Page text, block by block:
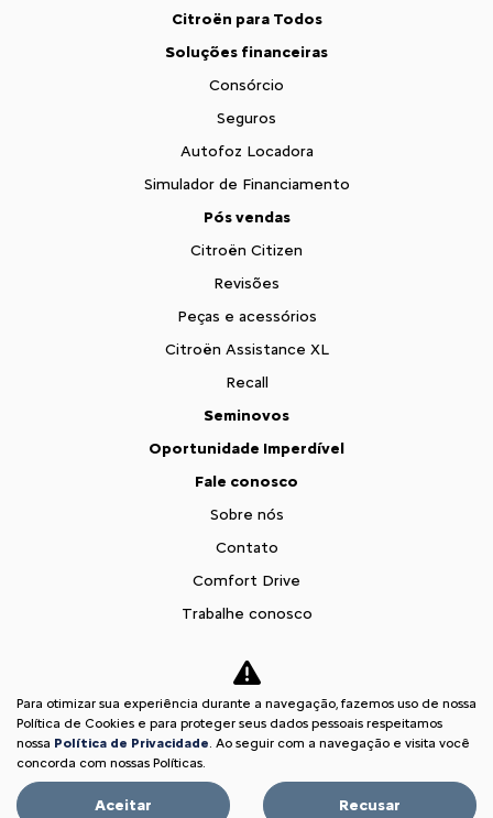
Citroën para Todos
Soluções financeiras
Consórcio
Seguros
Autofoz Locadora
Simulador de Financiamento
Pós vendas
Citroën Citizen
Revisões
Peças e acessórios
Citroën Assistance XL
Recall
Seminovos
Oportunidade Imperdível
Fale conosco
Sobre nós
Contato
Comfort Drive
Trabalhe conosco
XTR
Comparativo
Desacelere. Seu bem maior é a vida.
Para otimizar sua experiência durante a navegação, fazemos uso de nossa
Política de Cookies e para proteger seus dados pessoais respeitamos
nossa Política de Privacidade. Ao seguir com a navegação e visita você
concorda com nossas Políticas.
Aceitar Recusar